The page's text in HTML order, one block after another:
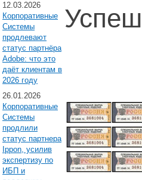
12.03.2026
Корпоративные
Системы
продлевают
статус партнёра
Adobe: что это
даёт клиентам в
2026 году
26.01.2026
Корпоративные
Системы
продлили
статус партнера
Ippon, усилив
экспертизу по
ИБП и